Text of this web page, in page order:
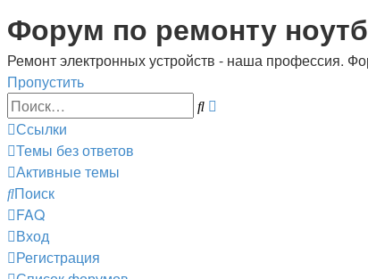
Регистрация
Форум по ремонту
Ремонт электронных устройств - наша профессия.
Пропустить
Поиск
Ссылки
Темы без ответов
Активные темы
Поиск
FAQ
Вход
Регистрация